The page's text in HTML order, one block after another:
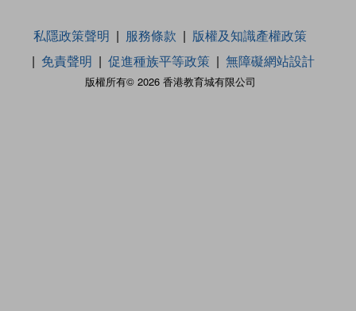
版權所有© 2026 香港教育城有限公司
私隱政策聲明 服務條款
版權及知識產權政策
免責聲明
促進種族平等政策 無障礙網站設計